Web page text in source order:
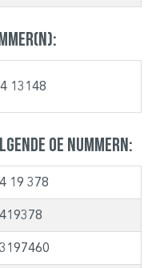
13148
OE Nummern:
19 378